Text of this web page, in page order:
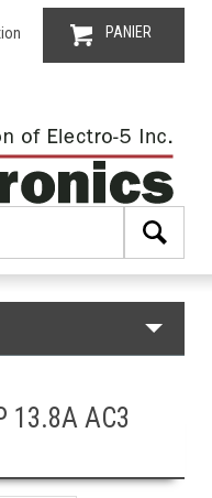
PANIER
13.8A AC3